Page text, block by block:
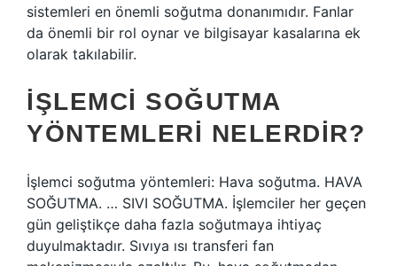
sistemleri en önemli soğutma donanımıdır. Fanlar
da önemli bir rol oynar ve bilgisayar kasalarına ek
olarak takılabilir.
İŞLEMCI SOĞUTMA
YÖNTEMLERI NELERDIR?
İşlemci soğutma yöntemleri: Hava soğutma. HAVA
SOĞUTMA. … SIVI SOĞUTMA. İşlemciler her geçen
gün geliştikçe daha fazla soğutmaya ihtiyaç
duyulmaktadır. Sıvıya ısı transferi fan